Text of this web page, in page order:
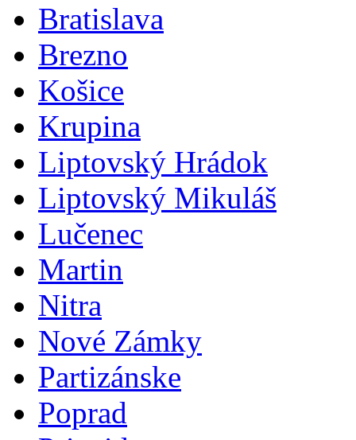
Bratislava
Brezno
Košice
Krupina
Liptovský Hrádok
Liptovský Mikuláš
Lučenec
Martin
Nitra
Nové Zámky
Partizánske
Poprad